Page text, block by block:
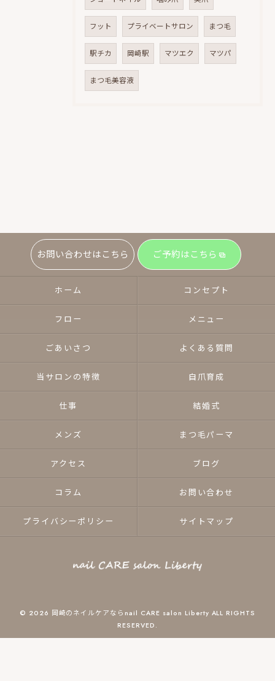
フット プライベートサロン まつ毛
駅チカ 岡崎駅 マツエク マツパ
まつ毛美容液
お問い合わせはこちら ご予約はこちら
ホーム コンセプト
フロー メニュー
ごあいさつ よくある質問
当サロンの特徴 自爪育成
仕事 結婚式
メンズ まつ毛パーマ
アクセス ブログ
コラム お問い合わせ
プライバシーポリシー サイトマップ
© 2026 岡崎のネイルケアならnail CARE salon Liberty ALL RIGHTS
RESERVED.